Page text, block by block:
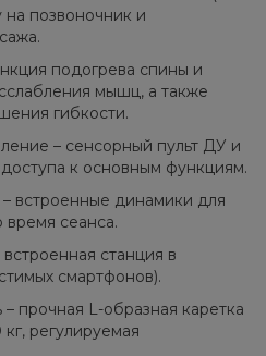
позвоночник и
подогрева спины и
мышц, а также
гибкости.
– сенсорный пульт ДУ и
к основным функциям.
встроенные динамики для
сеанса.
станция в
смартфонов).
прочная L-образная каретка
регулируемая